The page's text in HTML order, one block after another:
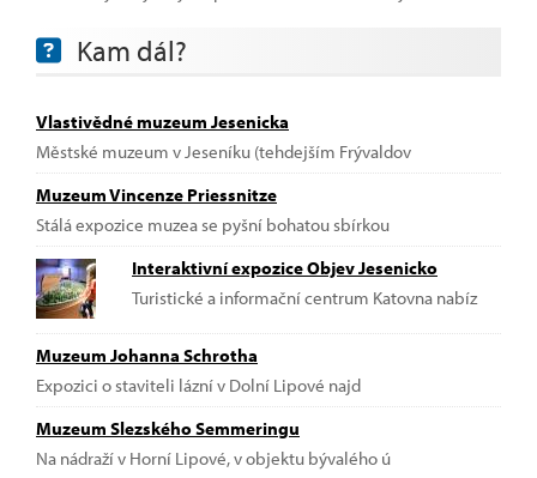
Kam dál?
Vlastivědné muzeum Jesenicka
Městské muzeum v Jeseníku (tehdejším Frývaldov
Muzeum Vincenze Priessnitze
Stálá expozice muzea se pyšní bohatou sbírkou
Interaktivní expozice Objev Jesenicko
Turistické a informační centrum Katovna nabíz
Muzeum Johanna Schrotha
Expozici o staviteli lázní v Dolní Lipové najd
Muzeum Slezského Semmeringu
Na nádraží v Horní Lipové, v objektu bývalého ú